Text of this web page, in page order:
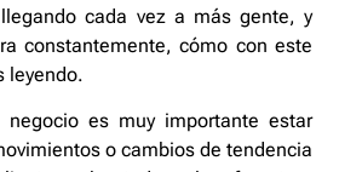
cada vez a más gente, y
constantemente, cómo con este
leyendo.
es muy importante estar
o cambios de tendencia